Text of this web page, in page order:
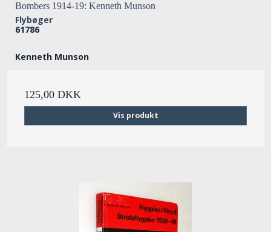
Bombers 1914-19: Kenneth Munson
Flybøger
61786
Kenneth Munson
125,00 DKK
Vis produkt